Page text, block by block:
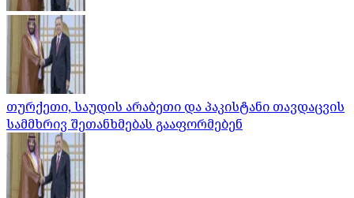
თურქეთი, საუდის არაბეთი და პაკისტანი თავდაცვის
სამმხრივ შეთანხმებას გააფორმებენ